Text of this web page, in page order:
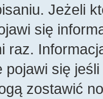
Jeżeli
się
raz.
pojawi się
zostawić